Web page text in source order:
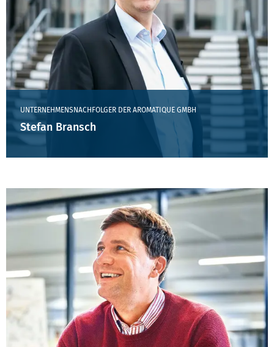
UNTERNEHMENSNACHFOLGER DER AROMATIQUE GMBH
Stefan Bransch